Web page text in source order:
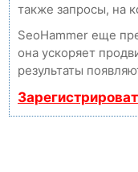
также запросы, на
SeoHammer еще
она ускоряет
результаты